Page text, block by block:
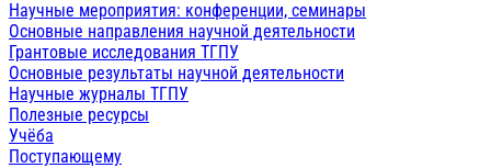
Научные мероприятия: конференции, семинары
Основные направления научной деятельности
Грантовые исследования ТГПУ
Основные результаты научной деятельности
Научные журналы ТГПУ
Полезные ресурсы
Учёба
Поступающему